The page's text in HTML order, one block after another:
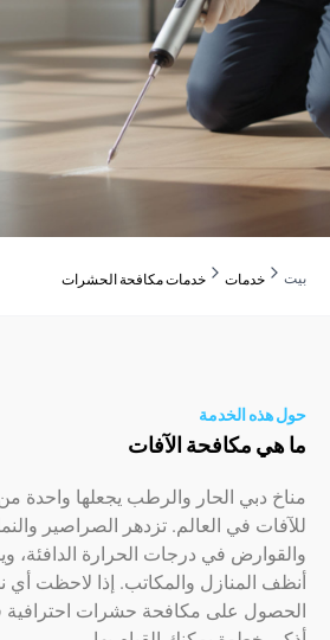
خدمات خدمات مكافحة الحشرات
الخدمة
مكافحة الآفات
الحار والرطب يجعلها واحدة من أكثر
في العالم. تزدهر الصراصير والنمل وبق
في درجات الحرارة الدافئة، ويمكن
والمكاتب. إذا لاحظت أي نشاط
على مكافحة حشرات احترافية في دبي